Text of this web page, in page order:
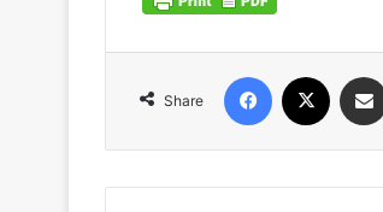
Share
Facebook